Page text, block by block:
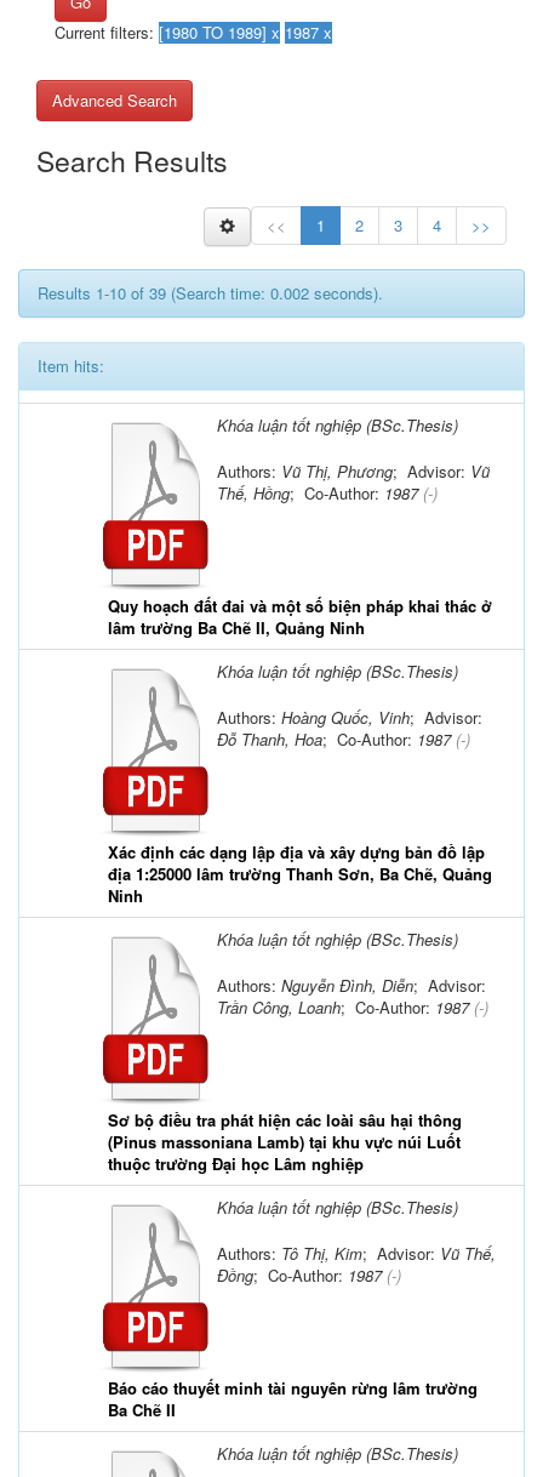
Current filters:
Advanced Search
Search Results
<< 1 2 3 4 >>
Results 1-10 of 39 (Search time: 0.002 seconds).
Item hits:
Khóa luận tốt nghiệp (BSc.Thesis)
Quy hoạch đất đai và một số biện pháp khai thác ở
lâm trường Ba Chẽ II, Quảng Ninh
Authors: Vũ Thị, Phương; Advisor: Vũ
Thế, Hồng; Co-Author: 1987(-)
Khóa luận tốt nghiệp (BSc.Thesis)
Xác định các dạng lập địa và xây dựng bản đồ lập
địa 1:25000 lâm trường Thanh Sơn, Ba Chẽ, Quảng
Ninh
Authors: Hoàng Quốc, Vinh; Advisor:
Đỗ Thanh, Hoa; Co-Author: 1987(-)
Khóa luận tốt nghiệp (BSc.Thesis)
Sơ bộ điều tra phát hiện các loài sâu hại thông
(Pinus massoniana Lamb) tại khu vực núi Luốt
thuộc trường Đại học Lâm nghiệp
Authors: Nguyễn Đình, Diễn; Advisor:
Trần Công, Loanh; Co-Author: 1987(-)
Khóa luận tốt nghiệp (BSc.Thesis)
Báo cáo thuyết minh tài nguyên rừng lâm trường
Ba Chẽ II
Authors: Tô Thị, Kim; Advisor: Vũ Thế,
Đồng; Co-Author: 1987(-)
Khóa luận tốt nghiệp (BSc.Thesis)